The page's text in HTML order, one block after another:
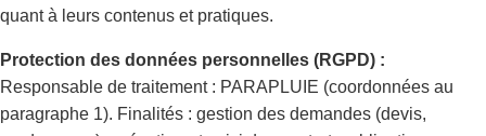
quant à leurs contenus et pratiques.
Protection des données personnelles (RGPD) :
Responsable de traitement : PARAPLUIE (coordonnées au
paragraphe 1). Finalités : gestion des demandes (devis,